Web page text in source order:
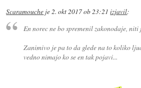
Scaramouche je2. okt 2017 ob 23:21 izjavil:
En norec ne bo spremenil zakonodaje, niti
Zanimivo je pa to da glede na to koliko
vedno nimajo ko se en tak pojavi...